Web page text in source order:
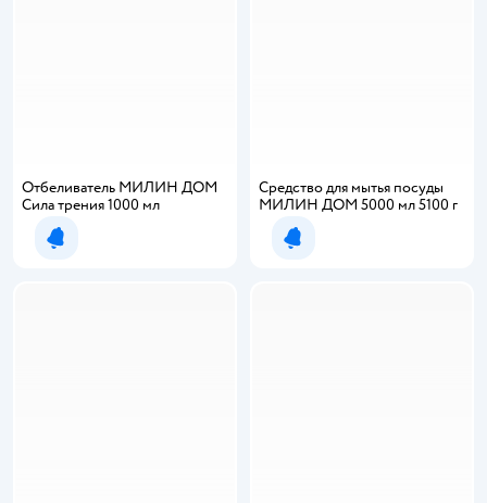
Отбеливатель МИЛИН ДОМ
Сила трения 1000 мл
Уведомить о появлении
Средство для мытья посуды
МИЛИН ДОМ 5000 мл 5100 г
Уведомить о появлении